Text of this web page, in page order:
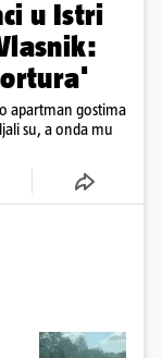
u Istri
apartman gostima
su, a onda mu